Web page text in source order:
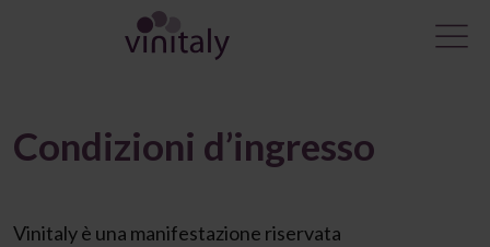
Condizioni d’ingresso
Vinitaly è una manifestazione riservata